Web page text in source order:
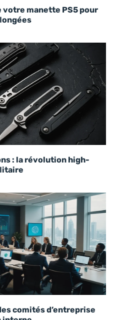
votre manette PS5 pour
: la révolution high-
comités d’entreprise